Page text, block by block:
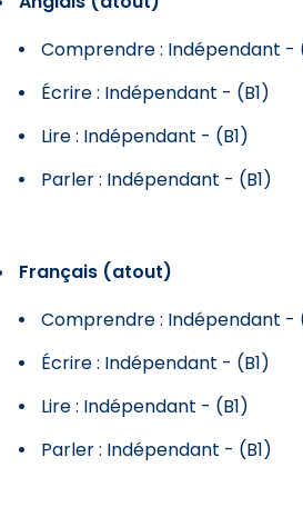
Comprendre : Indépendant -
Écrire : Indépendant - (B1)
Lire : Indépendant - (B1)
Parler : Indépendant - (B1)
Français (atout)
Comprendre : Indépendant -
Écrire : Indépendant - (B1)
Lire : Indépendant - (B1)
Parler : Indépendant - (B1)